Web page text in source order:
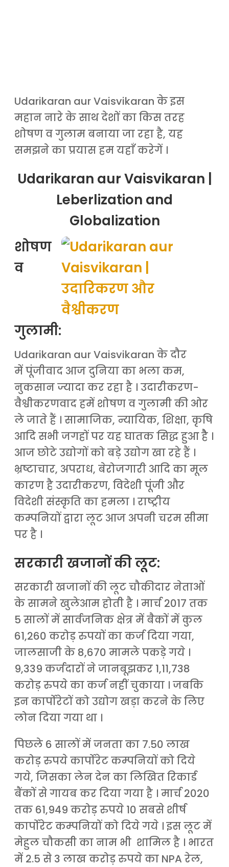
Udarikaran aur Vaisvikaran के इस
महान नारे के साथ देशों का किस तरह
शोषण व गुलाम बनाया जा रहा है, यह
समझने का प्रयास हम यहाँ करेगें ।
Udarikaran aur Vaisvikaran |
Leberlization and
Globalization
शोषण
व
गुलामी:
Udarikaran aur Vaisvikaran के दौर
में पूंजीवाद आज दुनिया का भला कम,
नुकसान ज्यादा कर रहा है । उदारीकरण-
वैश्वीकरणवाद हमें शोषण व गुलामी की ओर
ले जाते हैं । सामाजिक, न्यायिक, शिक्षा, कृषि
आदि सभी जगहों पर यह घातक सिद्ध हुआ हैै ।
आज छोटे उद्योगों को बड़े उद्योग खा रहे हैं ।
भ्रष्टाचार, अपराध, बेरोजगारी आदि का मूल
कारण है उदारीकरण, विदेशी पूंजी और
विदेशी संस्कृति का हमला । राष्ट्रीय
कम्पनियों द्वारा लूट आज अपनी चरम सीमा
पर है ।
सरकारी खजानों की लूट:
सरकारी खजानों की लूट चौकीदार नेताओं
के सामने खुलेआम होती है । मार्च 2017 तक
5 सालों में सार्वजनिक क्षेत्र में बैकों में कुल
61,260 करोड़ रुपयों का कर्ज दिया गया,
जालसाजी के 8,670 मामले पकड़े गये ।
9,339 कर्जदारों ने जानबूझकर 1,11,738
करोड़ रुपये का कर्ज नहीं चुकाया । जबकि
इन कार्पोरेटों को उद्योग खड़ा करने के लिए
लोन दिया गया था ।
पिछले 6 सालों में जनता का 7.50 लाख
करोड़ रुपये कार्पोरेट कम्पनियों को दिये
गये, जिसका लेन देन का लिखित रिकार्ड
बैंकों से गायब कर दिया गया है । मार्च 2020
तक 61,949 करोड़ रुपये 10 सबसे शीर्ष
कार्पोरेट कम्पनियों को दिये गये । इस लूट में
मेहुल चौकसी का नाम भी शामिल है । भारत
में 2.5 से 3 लाख करोड़ रुपये का NPA रेल,